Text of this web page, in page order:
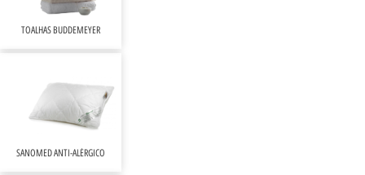
SANOMED ANTI-ALÉRGICO
TOALHAS BUDDEMEYER